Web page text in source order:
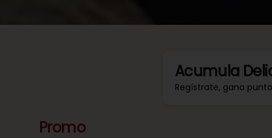
Acumula
Regístrate, gana
Promo